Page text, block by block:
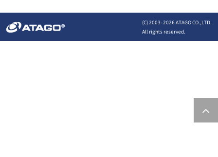
(C) 2003-2026 ATAGO CO.,LTD.
All rights reserved.